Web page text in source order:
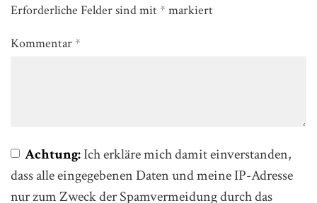
Erforderliche Felder sind mit * markiert
Kommentar *
Achtung:Ich erkläre mich damit einverstanden,
dass alle eingegebenen Daten und meine IP-Adresse
nur zum Zweck der Spamvermeidung durch das